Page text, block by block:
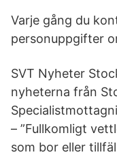
Varje gång du
personuppgifter
SVT Nyheter
nyheterna från
– ”Fullkomligt
som bor eller